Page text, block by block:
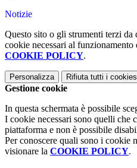
Notizie
Questo sito o gli strumenti terzi
cookie necessari al
COOKIE POLICY.
Personalizza Rifiuta tutti i cookies
Gestione cookie
In questa schermata è possibile
I cookie necessari sono quelli che
piattaforma e non è possibile
Per conoscere quali sono i cookie
visionare la COOKIE POLICY.